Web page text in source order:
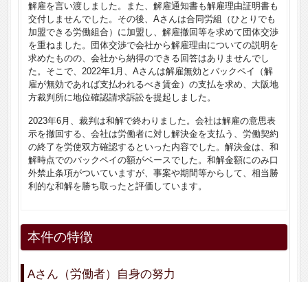
解雇を言い渡しました。また、解雇通知書も解雇理由証明書も
交付しませんでした。その後、Aさんは合同労組（ひとりでも
加盟できる労働組合）に加盟し、解雇撤回等を求めて団体交渉
を重ねました。団体交渉で会社から解雇理由についての説明を
求めたものの、会社から納得のできる回答はありませんでし
た。そこで、2022年1月、Aさんは解雇無効とバックペイ（解
雇が無効であれば支払われるべき賃金）の支払を求め、大阪地
方裁判所に地位確認請求訴訟を提起しました。
2023年6月、裁判は和解で終わりました。会社は解雇の意思表
示を撤回する、会社は労働者に対し解決金を支払う、労働契約
の終了を労使双方確認するといった内容でした。解決金は、和
解時点でのバックペイの額がベースでした。和解金額にのみ口
外禁止条項がついていますが、事案や期間等からして、相当勝
利的な和解を勝ち取ったと評価しています。
本件の特徴
Aさん（労働者）自身の努力